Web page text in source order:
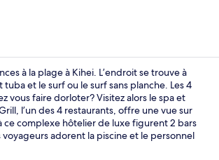
Coffre-fort,
à la plage à Kihei. L’endroit se trouve à
et le surf ou le surf sans planche. Les 4
vous faire dorloter? Visitez alors le spa et
l’un des 4 restaurants, offre une vue sur
ce complexe hôtelier de luxe figurent 2 bars
adorent la piscine et le personnel